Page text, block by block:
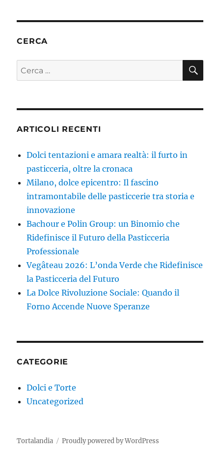
CERCA
Cerca:
ARTICOLI RECENTI
Dolci tentazioni e amara realtà: il furto in
pasticceria, oltre la cronaca
Milano, dolce epicentro: Il fascino
intramontabile delle pasticcerie tra storia e
innovazione
Bachour e Polin Group: un Binomio che
Ridefinisce il Futuro della Pasticceria
Professionale
Vegâteau 2026: L’onda Verde che Ridefinisce
la Pasticceria del Futuro
La Dolce Rivoluzione Sociale: Quando il
Forno Accende Nuove Speranze
CATEGORIE
Dolci e Torte
Uncategorized
Tortalandia Proudly powered by WordPress